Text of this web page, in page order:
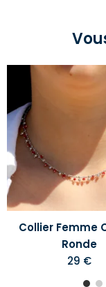
Collier Femme
Ronde
29 €